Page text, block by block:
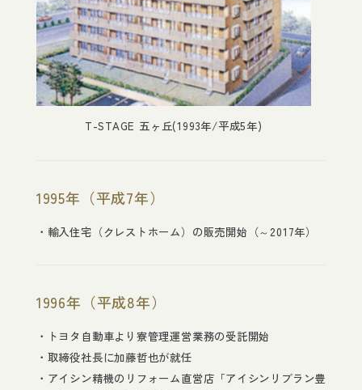
T-STAGE 五ヶ丘(1993年/平成5年)
1995年（平成7年）
輸入住宅（クレストホーム）の販売開始（～2017年）
1996年（平成8年）
トヨタ自動車より寮管理運営業務の受託開始
取締役社長に加藤哲也が就任
アイシン精機のリフォーム直営店「アイシンリブラン豊